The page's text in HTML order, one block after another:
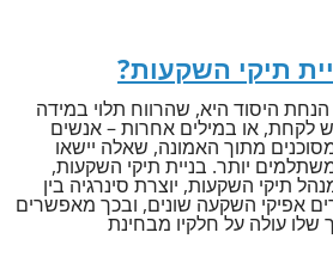
תיקי השקעות?
היסוד היא, שהרווח תלוי במידה
לקחת, או במילים אחרות – אנשים
מתוך האמונה, שאלה יישאו
יותר. בניית תיקי השקעות,
תיקי השקעות, יוצרת סינרגיה בין
אפיקי השקעה שונים, ובכך מאפשרים
עולה על חלקיו מבחינת